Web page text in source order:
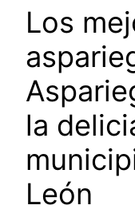
Los
la
León